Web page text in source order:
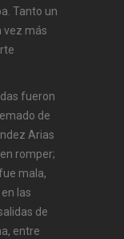
Tanto un
vez más
fueron
de
Arias
romper;
mala,
las
de
entre